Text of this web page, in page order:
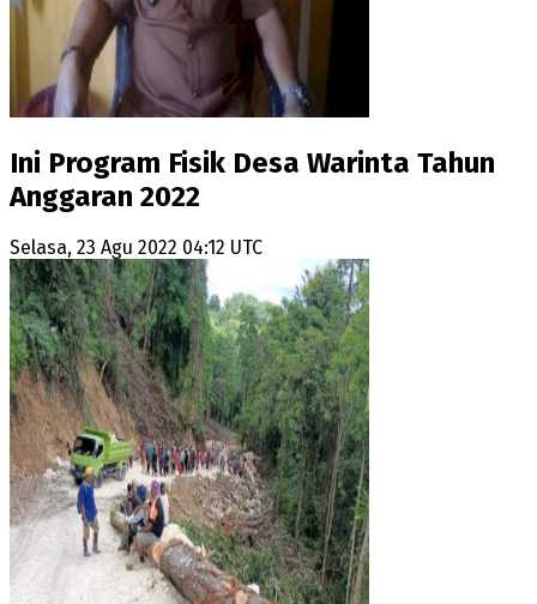
Ini Program Fisik Desa Warinta Tahun
Anggaran 2022
Selasa, 23 Agu 2022 04:12 UTC